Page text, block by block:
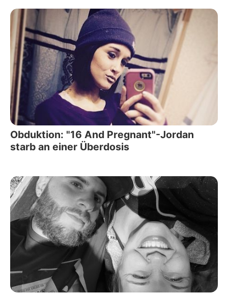
Obduktion: "16 And Pregnant"-Jordan
starb an einer Überdosis